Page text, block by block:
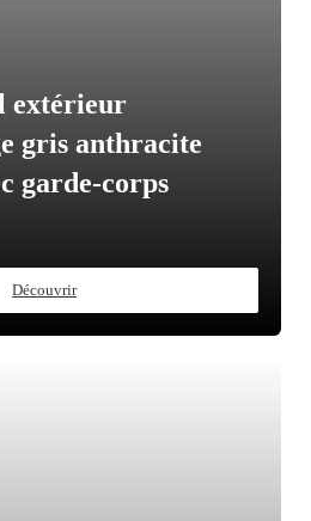
extérieur
gris anthracite
garde-corps
Découvrir